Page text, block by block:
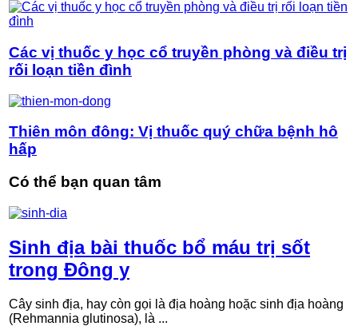
Các vị thuốc y học cổ truyền phòng và điều trị
rối loạn tiền đình
Thiên môn đông: Vị thuốc quý chữa bệnh hô
hấp
Có thể bạn quan tâm
Sinh địa bài thuốc bổ máu trị sốt
trong Đông y
Cây sinh địa, hay còn gọi là địa hoàng hoặc sinh địa hoàng
(Rehmannia glutinosa), là ...